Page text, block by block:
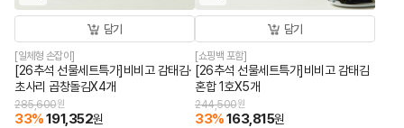
담기
[일체형 손잡이]
[26추석 선물세트특가]비비고 감태김·
초사리 곱창돌김X4개
285,600원
33%191,352원
담기
[쇼핑백 포함]
[26추석 선물세트특가]비비고 감태김
혼합 1호X5개
244,500원
33%163,815원